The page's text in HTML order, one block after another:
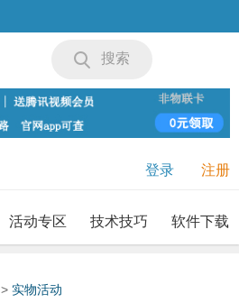
搜索
登录 注册
活动专区 技术技巧 软件下载
> 实物活动